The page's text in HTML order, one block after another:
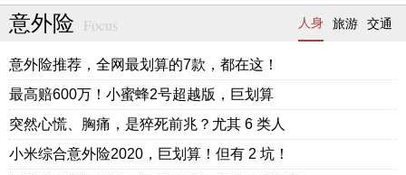
意外险 Focus 人身 旅游 交通
意外险推荐，全网最划算的7款，都在这！
最高赔600万！小蜜蜂2号超越版，巨划算
突然心慌、胸痛，是猝死前兆？尤其 6 类人
小米综合意外险2020，巨划算！但有 2 坑！